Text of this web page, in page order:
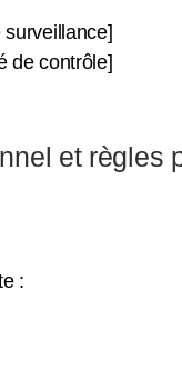
surveillance]
de contrôle]
et règles
: